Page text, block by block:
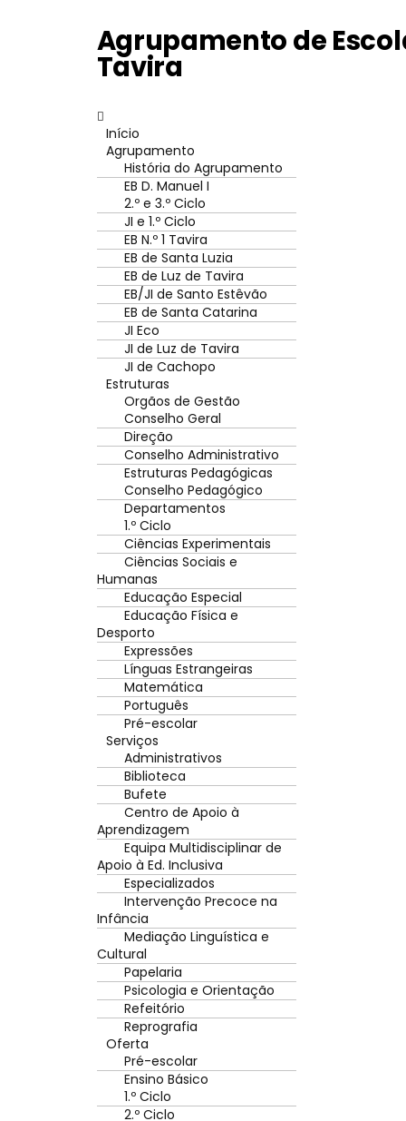
Agrupamento de
Tavira
Início
Agrupamento
História do Agrupamento
EB D. Manuel I
2.º e 3.º Ciclo
JI e 1.º Ciclo
EB N.º 1 Tavira
EB de Santa Luzia
EB de Luz de Tavira
EB/JI de Santo Estêvão
EB de Santa Catarina
JI Eco
JI de Luz de Tavira
JI de Cachopo
Estruturas
Orgãos de Gestão
Conselho Geral
Direção
Conselho Administrativo
Estruturas Pedagógicas
Conselho Pedagógico
Departamentos
1.º Ciclo
Ciências Experimentais
Ciências Sociais e
Humanas
Educação Especial
Educação Física e
Desporto
Expressões
Línguas Estrangeiras
Matemática
Português
Pré-escolar
Serviços
Administrativos
Biblioteca
Bufete
Centro de Apoio à
Aprendizagem
Equipa Multidisciplinar de
Apoio à Ed. Inclusiva
Especializados
Intervenção Precoce na
Infância
Mediação Linguística e
Cultural
Papelaria
Psicologia e Orientação
Refeitório
Reprografia
Oferta
Pré-escolar
Ensino Básico
1.º Ciclo
2.º Ciclo